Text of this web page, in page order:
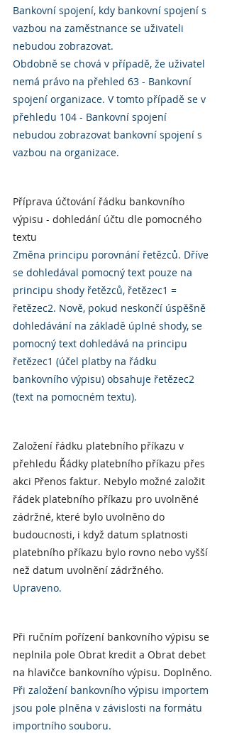
Bankovní spojení, kdy bankovní spojení s
vazbou na zaměstnance se uživateli
nebudou zobrazovat.
Obdobně se chová v případě, že uživatel
nemá právo na přehled 63 - Bankovní
spojení organizace. V tomto případě se v
přehledu 104 - Bankovní spojení
nebudou zobrazovat bankovní spojení s
vazbou na organizace.
Příprava účtování řádku bankovního
výpisu - dohledání účtu dle pomocného
textu
Změna principu porovnání řetězců. Dříve
se dohledával pomocný text pouze na
principu shody řetězců, řetězec1 =
řetězec2. Nově, pokud neskončí úspěšně
dohledávání na základě úplné shody, se
pomocný text dohledává na principu
řetězec1 (účel platby na řádku
bankovního výpisu) obsahuje řetězec2
(text na pomocném textu).
Založení řádku platebního příkazu v
přehledu Řádky platebního příkazu přes
akci Přenos faktur. Nebylo možné založit
řádek platebního příkazu pro uvolněné
zádržné, které bylo uvolněno do
budoucnosti, i když datum splatnosti
platebního příkazu bylo rovno nebo vyšší
než datum uvolnění zádržného.
Upraveno.
Při ručním pořízení bankovního výpisu se
neplnila pole Obrat kredit a Obrat debet
na hlavičce bankovního výpisu. Doplněno.
Při založení bankovního výpisu importem
jsou pole plněna v závislosti na formátu
importního souboru.